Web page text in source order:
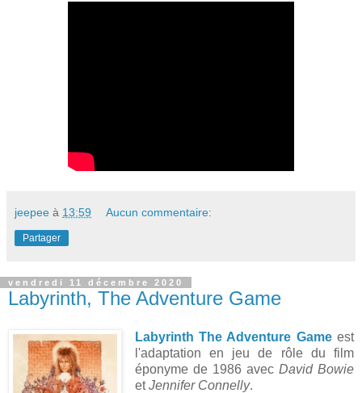
jeepee à 13:59 Aucun commentaire:
Partager
vendredi 11 décembre 2020
Labyrinth, The Adventure Game
Labyrinth The Adventure Gameest
l'adaptation en jeu de rôle du film
éponyme de 1986 avec David Bowie
etJennifer Connelly.